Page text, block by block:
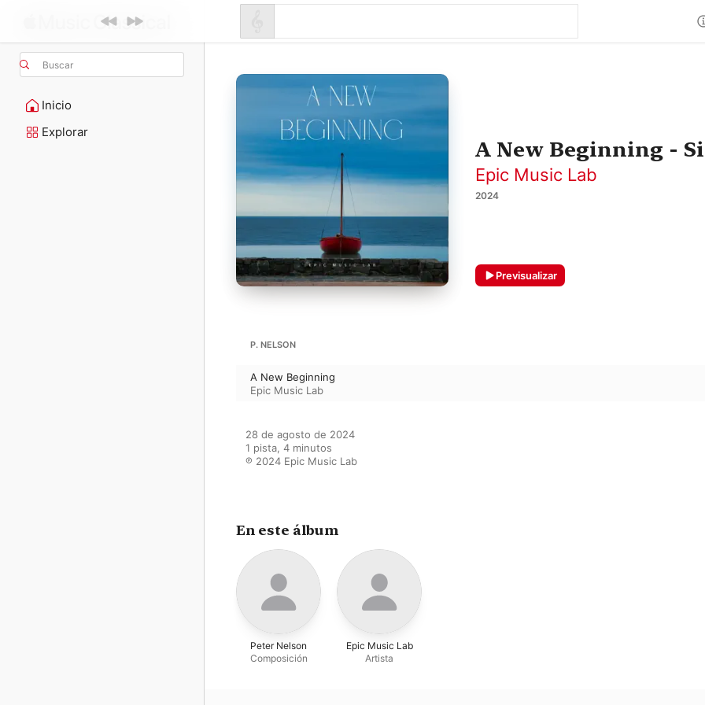
Buscar
Inicio
Explorar
A New Beginning -
Epic Music Lab
2024
Previsualizar
P. NELSON
A New Beginning
Epic Music Lab
28 de agosto de 2024
1 pista, 4 minutos
℗ 2024 Epic Music Lab
En este álbum
Peter Nelson
Composición
Epic Music Lab
Artista